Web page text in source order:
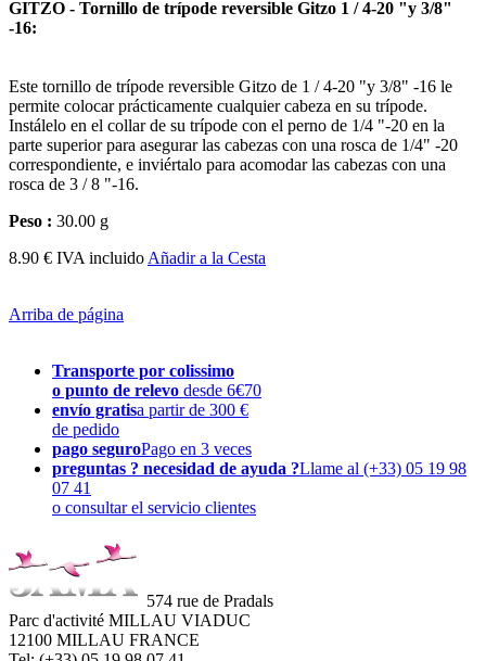
GITZO - Tornillo de trípode reversible Gitzo 1 / 4-20 "y 3/8"
-16:
Este tornillo de trípode reversible Gitzo de 1 / 4-20 "y 3/8" -16 le
permite colocar prácticamente cualquier cabeza en su trípode.
Instálelo en el collar de su trípode con el perno de 1/4 "-20 en la
parte superior para asegurar las cabezas con una rosca de 1/4" -20
correspondiente, e inviértalo para acomodar las cabezas con una
rosca de 3 / 8 "-16.
Peso : 30.00 g
8.90 € IVA incluido Añadir a la Cesta
Arriba de página
Transporte por colissimo
o punto de relevo desde 6€70
envío gratisa partir de 300 €
de pedido
pago seguroPago en 3 veces
preguntas ? necesidad de ayuda ?Llame al (+33) 05 19 98
07 41
o consultar el servicio clientes
574 rue de Pradals
Parc d'activité MILLAU VIADUC
12100 MILLAU FRANCE